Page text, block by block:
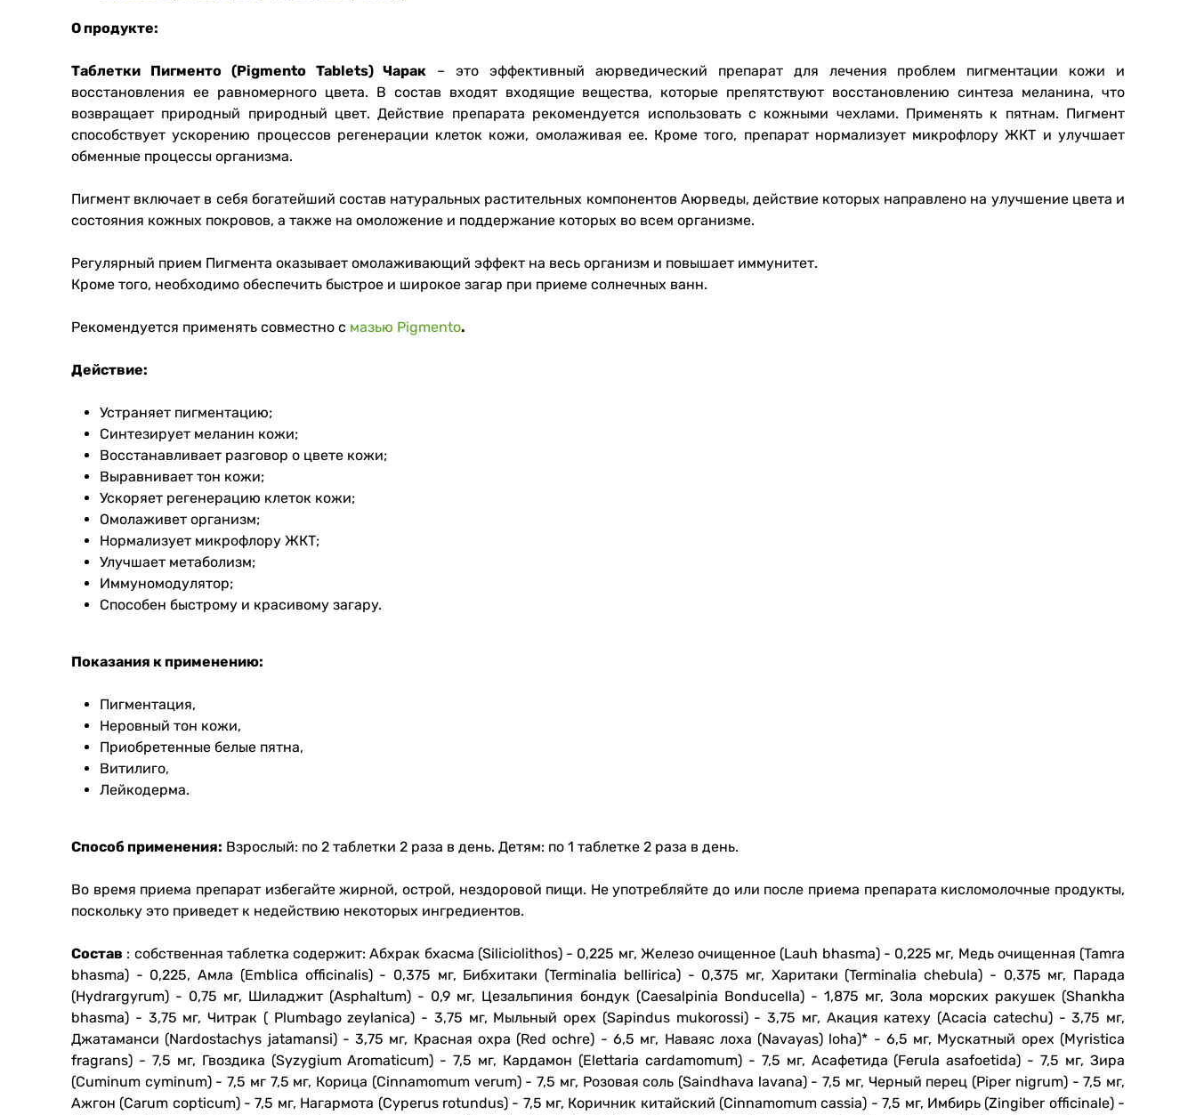
О продукте:
Таблетки Пигменто (Pigmento Tablets) Чарак – это эффективный аюрведический препарат для лечения проблем пигментации кожи и
восстановления ее равномерного цвета. В состав входят входящие вещества, которые препятствуют восстановлению синтеза меланина, что
возвращает природный природный цвет.Действие препарата рекомендуется использовать с кожными чехлами. Применять к пятнам. Пигмент
способствует ускорению процессов регенерации клеток кожи, омолаживая ее. Кроме того, препарат нормализует микрофлору ЖКТ и улучшает
обменные процессы организма.
Пигмент включает в себя богатейший состав натуральных растительных компонентов Аюрведы, действие которых направлено на улучшение цвета и
состояния кожных покровов, а также на омоложение и поддержание которых во всем организме.
Регулярный прием Пигмента оказывает омолаживающий эффект на весь организм и повышает иммунитет.
Кроме того, необходимо обеспечить быстрое и широкое загар при приеме солнечных ванн.
Рекомендуется применять совместно с мазью Pigmento.
Действие:
Устраняет пигментацию;
Синтезирует меланин кожи;
Восстанавливает разговор о цвете кожи;
Выравнивает тон кожи;
Ускоряет регенерацию клеток кожи;
Омолаживет организм;
Нормализует микрофлору ЖКТ;
Улучшает метаболизм;
Иммуномодулятор;
Способен быстрому и красивому загару.
Показания к применению:
Пигментация,
Неровный тон кожи,
Приобретенные белые пятна,
Витилиго,
Лейкодерма.
Способ применения: Взрослый: по 2 таблетки 2 раза в день. Детям: по 1 таблетке 2 раза в день.
Во время приема препарат избегайте жирной, острой, нездоровой пищи. Не употребляйте до или после приема препарата кисломолочные продукты,
поскольку это приведет к недействию некоторых ингредиентов.
Состав : собственная таблетка содержит: Абхрак бхасма (Siliciolithos) - 0,225 мг, Железо очищенное (Lauh bhasma) - 0,225 мг, Медь очищенная (Tamra
bhasma) - 0,225, Амла (Emblica officinalis) - 0,375 мг, Бибхитаки (Terminalia bellirica) - 0,375 мг, Харитаки (Terminalia chebula) - 0,375 мг, Парада
(Hydrargyrum) - 0,75 мг, Шиладжит (Asphaltum) - 0,9 мг, Цезальпиния бондук (Caesalpinia Bonducella) - 1,875 мг, Зола морских ракушек (Shankha
bhasma) - 3,75 мг, Читрак ( Plumbago zeylanica) - 3,75 мг, Мыльный орех (Sapindus mukorossi) - 3,75 мг, Акация катеху (Acacia catechu) - 3,75 мг,
Джатаманси (Nardostachys jatamansi) - 3,75 мг, Красная охра (Red ochre) - 6,5 мг, Наваяс лоха (Navayas) loha)* - 6,5 мг, Мускатный орех (Myristica
fragrans) - 7,5 мг, Гвоздика (Syzygium Aromaticum) - 7,5 мг, Кардамон (Elettaria cardamomum) - 7,5 мг, Асафетида (Ferula asafoetida) - 7,5 мг, Зира
(Cuminum cyminum) - 7,5 мг 7,5 мг, Корица (Cinnamomum verum) - 7,5 мг, Розовая соль (Saindhava lavana) - 7,5 мг, Черный перец (Piper nigrum) - 7,5 мг,
Ажгон (Carum copticum) - 7,5 мг, Нагармота (Cyperus rotundus) - 7,5 мг, Коричник китайский (Cinnamomum cassia) - 7,5 мг, Имбирь (Zingiber officinale) -